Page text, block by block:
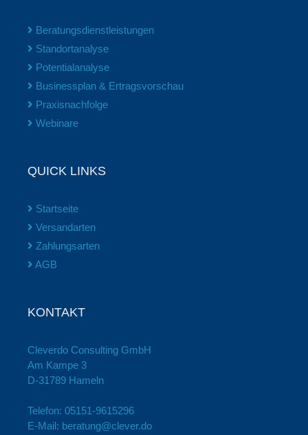
Beratungsdienstleistungen
Standortanalyse
Potentialanalyse
Businessplan & Ertragsvorschau
Praxisnachfolge
Webinare
QUICK LINKS
Startseite
Versandarten
Zahlungsarten
AGB
KONTAKT
Cleverdo Consulting GmbH
Am Kampe 3
D-31789 Hameln
Telefon: 05151-9615296
E-Mail: beratung@clever.do